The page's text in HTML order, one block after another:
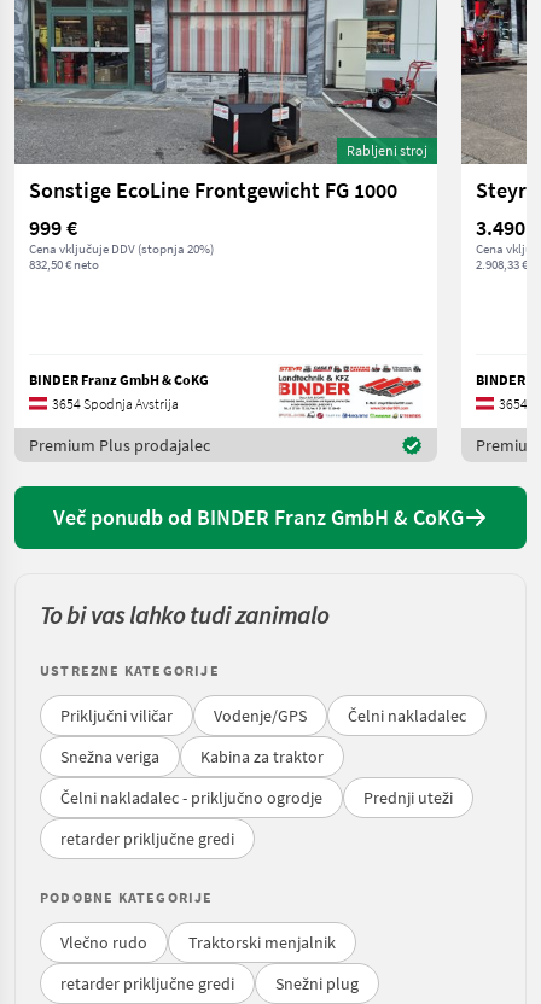
Rabljeni stroj
Sonstige EcoLine Frontgewicht FG 1000
999 €
Cena vključuje DDV (stopnja 20%)
832,50 € neto
BINDER Franz GmbH & CoKG
3654 Spodnja Avstrija
Premium Plus prodajalec
Steyr
3.490 €
Cena
2.908,33 €
BINDER
3654
Več ponudb od BINDER Franz GmbH & CoKG
To bi vas lahko tudi zanimalo
USTREZNE KATEGORIJE
Priključni viličar Vodenje/GPS
Čelni nakladalec
Snežna veriga
Kabina za traktor
Čelni nakladalec - priključno ogrodje
Prednji uteži
retarder priključne gredi
PODOBNE KATEGORIJE
Vlečno rudo
Traktorski menjalnik
retarder priključne gredi
Snežni plug